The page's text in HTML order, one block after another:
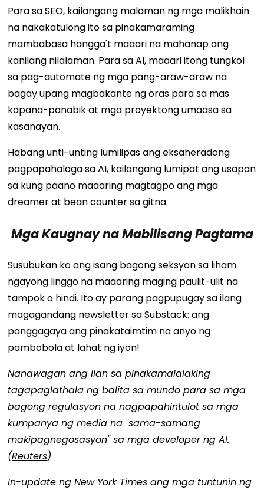
Para sa SEO, kailangang malaman ng mga malikhain
na nakakatulong ito sa pinakamaraming
mambabasa hangga't maaari na mahanap ang
kanilang nilalaman. Para sa AI, maaari itong tungkol
sa pag-automate ng mga pang-araw-araw na
bagay upang magbakante ng oras para sa mas
kapana-panabik at mga proyektong umaasa sa
kasanayan.
Habang unti-unting lumilipas ang eksaheradong
pagpapahalaga sa AI, kailangang lumipat ang usapan
sa kung paano maaaring magtagpo ang mga
dreamer at bean counter sa gitna.
Mga Kaugnay na Mabilisang Pagtama
Susubukan ko ang isang bagong seksyon sa liham
ngayong linggo na maaaring maging paulit-ulit na
tampok o hindi. Ito ay parang pagpupugay sa ilang
magagandang newsletter sa Substack: ang
panggagaya ang pinakataimtim na anyo ng
pambobola at lahat ng iyon!
Nanawagan ang ilan sa pinakamalalaking
tagapaglathala ng balita sa mundo para sa mga
bagong regulasyon na nagpapahintulot sa mga
kumpanya ng media na "sama-samang
makipagnegosasyon" sa mga developer ng AI.
(Reuters)
In-update ng New York Times ang mga tuntunin ng